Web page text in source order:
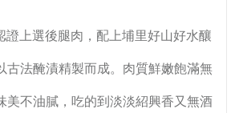
證上選後腿肉，配上埔里好山好水釀
古法醃漬精製而成。肉質鮮嫩飽滿無
美不油膩，吃的到淡淡紹興香又無酒